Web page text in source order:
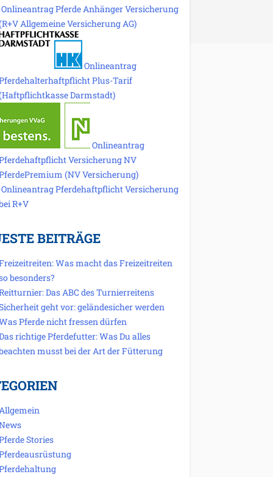
Onlineantrag Pferde Anhänger Versicherung
Allgemeine Versicherung AG)
Onlineantrag
Plus-Tarif
Darmstadt)
Onlineantrag
Versicherung NV
(NV Versicherung)
Onlineantrag Pferdehaftpflicht Versicherung
R+V
BEITRÄGE
Was macht das Freizeitreiten
besonders?
Das ABC des Turnierreitens
geht vor: geländesicher werden
Pferde nicht fressen dürfen
richtige Pferdefutter: Was Du alles
musst bei der Art der Fütterung
Stories